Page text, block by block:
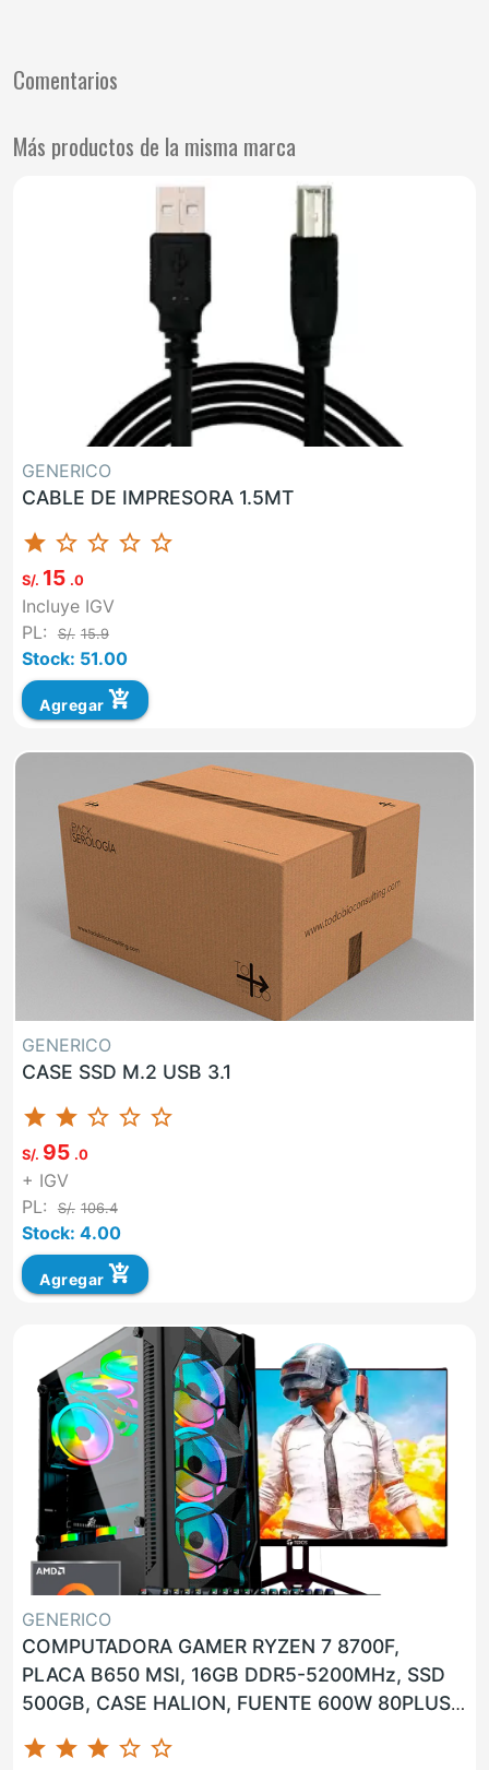
Comentarios
Más productos de la misma marca
GENERICO
CABLE DE IMPRESORA 1.5MT
star star_border star_border star_border star_border
S/. 15 .0
Incluye IGV
PL:
S/. 15.9
Stock: 51.00
Agregar add_shopping_cart
GENERICO
CASE SSD M.2 USB 3.1
star star star_border star_border star_border
S/. 95 .0
+ IGV
PL:
S/. 106.4
Stock: 4.00
Agregar add_shopping_cart
GENERICO
COMPUTADORA GAMER RYZEN 7 8700F,
PLACA B650 MSI, 16GB DDR5-5200MHz, SSD
500GB, CASE HALION, FUENTE 600W 80PLUS
BRONCE, GPU NVIDIA GEFORCE RTX 4060
8GB...
star star star star_border star_border